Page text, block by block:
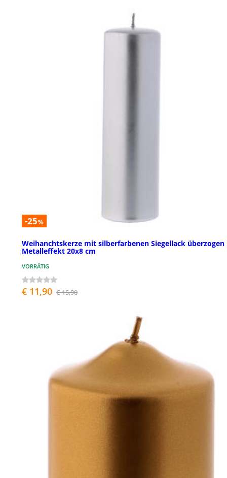
-25%
Weihanchtskerze mit silberfarbenen Siegellack überzogen
Metalleffekt 20x8 cm
VORRÄTIG
€ 11,90 € 15,90